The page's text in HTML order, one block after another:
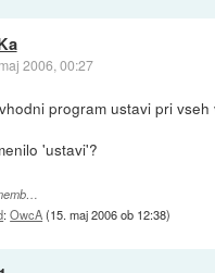
2006, 00:27
program ustavi pri vseh
'ustavi'?
:OwcA(15. maj 2006 ob 12:38)